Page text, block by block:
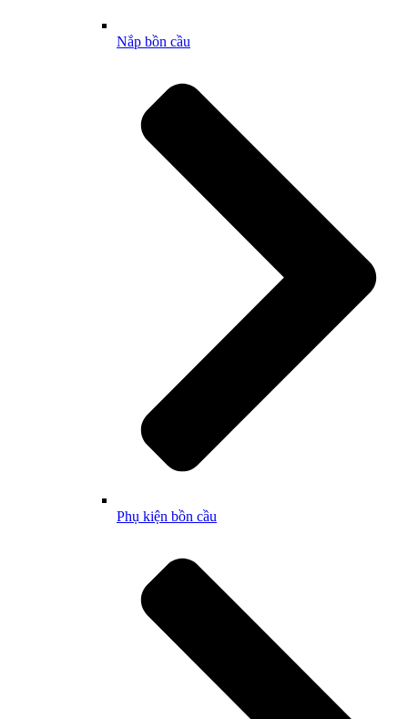
Nắp bồn cầu
Phụ kiện bồn cầu